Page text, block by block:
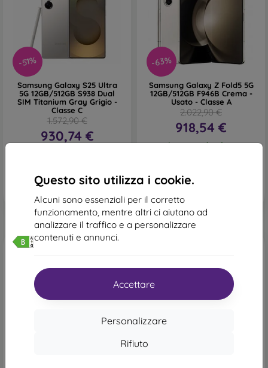
Questo sito utilizza i cookie.
Alcuni sono essenziali per il corretto
funzionamento, mentre altri ci aiutano ad
analizzare il traffico e a personalizzare
contenuti e annunci.
Accettare
Personalizzare
Rifiuto
-51%
Samsung Galaxy S25 Ultra
5G 12GB/512GB S938 Dual
SIM Titanium Gray Grigio -
Classe C
1.572,90 €
930,74 €
-63%
Samsung Galaxy Z Fold5 5G
12GB/512GB F946B Crema -
Usato - Classe A
2.022,90 €
918,54 €
In magazzino 1 pz